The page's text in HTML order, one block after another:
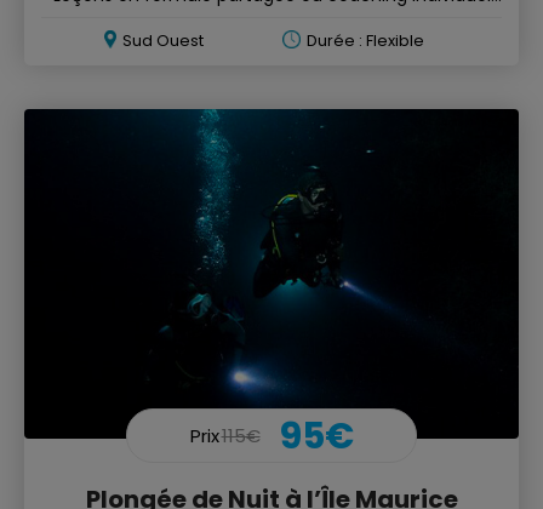
Sud Ouest Durée : Flexible
Prix115€ 95€
Plongée de Nuit à l’Île Maurice